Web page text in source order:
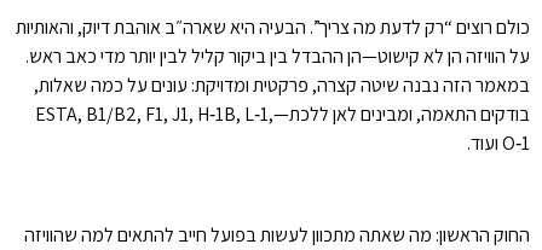
כולם רוצים “רק לדעת מה צריך”. הבעיה היא שארה״ב אוהבת דיוק, והאותיות
על הוויזה הן לא קישוט—הן ההבדל בין ביקור קליל לבין יותר מדי כאב ראש.
במאמר הזה נבנה שיטה קצרה, פרקטית ומדויקת: עונים על כמה שאלות,
בודקים התאמה, ומבינים לאן ללכת—ESTA, B1/B2, F1, J1, H‑1B, L‑1,
O‑1 ועוד.
החוק הראשון: מה שאתה מתכוון לעשות בפועל חייב להתאים למה שהוויזה